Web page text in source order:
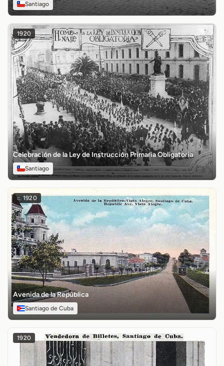
Santiago
1920
Celebración de la Ley de Instrucción Primaria Obligatoria
Santiago
c. 1920
Avenida de la República
Santiago de Cuba
1920